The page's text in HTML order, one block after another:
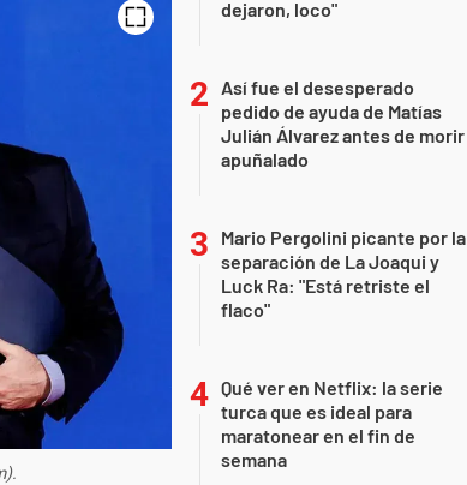
dejaron, loco"
Así fue el desesperado
pedido de ayuda de Matías
Julián Álvarez antes de morir
apuñalado
Mario Pergolini picante por la
separación de La Joaqui y
Luck Ra: "Está retriste el
flaco"
Qué ver en Netflix: la serie
turca que es ideal para
maratonear en el fin de
semana